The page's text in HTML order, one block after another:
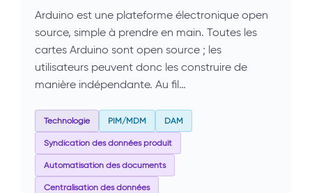
Arduino est une plateforme électronique open
source, simple à prendre en main. Toutes les
cartes Arduino sont open source ; les
utilisateurs peuvent donc les construire de
manière indépendante. Au fil…
Technologie PIM/MDM DAM
Syndication des données produit
Automatisation des documents
Centralisation des données